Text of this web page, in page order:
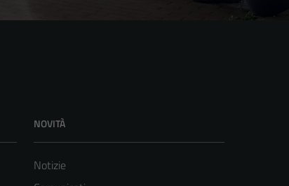
NOVITÀ
Notizie